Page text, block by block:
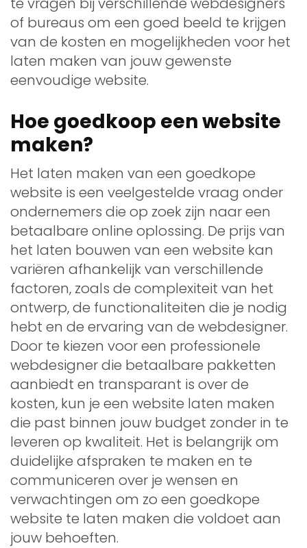
of bureaus om een goed beeld te krijgen
van de kosten en mogelijkheden voor het
laten maken van jouw gewenste
eenvoudige website.
Hoe goedkoop een website
maken?
Het laten maken van een goedkope
website is een veelgestelde vraag onder
ondernemers die op zoek zijn naar een
betaalbare online oplossing. De prijs van
het laten bouwen van een website kan
variëren afhankelijk van verschillende
factoren, zoals de complexiteit van het
ontwerp, de functionaliteiten die je nodig
hebt en de ervaring van de webdesigner.
Door te kiezen voor een professionele
webdesigner die betaalbare pakketten
aanbiedt en transparant is over de
kosten, kun je een website laten maken
die past binnen jouw budget zonder in te
leveren op kwaliteit. Het is belangrijk om
duidelijke afspraken te maken en te
communiceren over je wensen en
verwachtingen om zo een goedkope
website te laten maken die voldoet aan
jouw behoeften.